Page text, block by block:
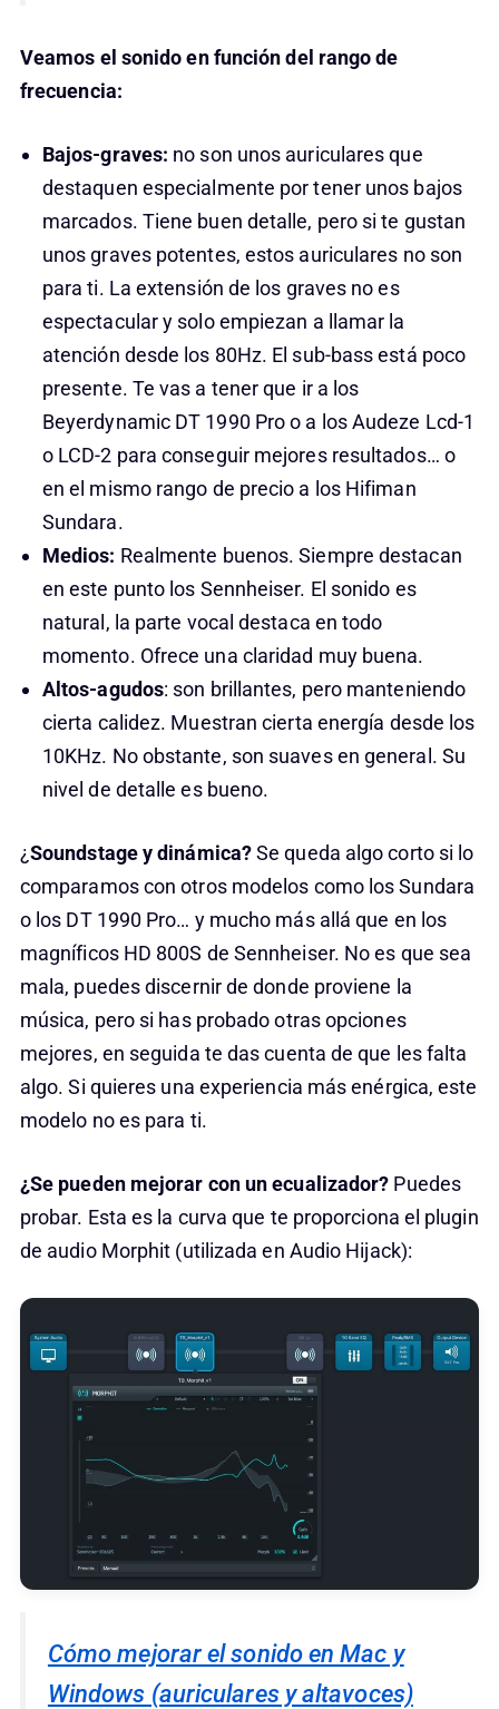
Veamos el sonido en función del rango de
frecuencia:
Bajos-graves: no son unos auriculares que
destaquen especialmente por tener unos bajos
marcados. Tiene buen detalle, pero si te gustan
unos graves potentes, estos auriculares no son
para ti. La extensión de los graves no es
espectacular y solo empiezan a llamar la
atención desde los 80Hz. El sub-bass está poco
presente. Te vas a tener que ir a los
Beyerdynamic DT 1990 Pro o a los Audeze Lcd-1
o LCD-2 para conseguir mejores resultados… o
en el mismo rango de precio a los Hifiman
Sundara.
Medios: Realmente buenos. Siempre destacan
en este punto los Sennheiser. El sonido es
natural, la parte vocal destaca en todo
momento. Ofrece una claridad muy buena.
Altos-agudos: son brillantes, pero manteniendo
cierta calidez. Muestran cierta energía desde los
10KHz. No obstante, son suaves en general. Su
nivel de detalle es bueno.
¿Soundstage y dinámica?Se queda algo corto si lo
comparamos con otros modelos como los Sundara
o los DT 1990 Pro… y mucho más allá que en los
magníficos HD 800S de Sennheiser. No es que sea
mala, puedes discernir de donde proviene la
música, pero si has probado otras opciones
mejores, en seguida te das cuenta de que les falta
algo. Si quieres una experiencia más enérgica, este
modelo no es para ti.
¿Se pueden mejorar con un ecualizador? Puedes
probar. Esta es la curva que te proporciona el plugin
de audio Morphit (utilizada en Audio Hijack):
Cómo mejorar el sonido en Mac y
Windows (auriculares y altavoces)